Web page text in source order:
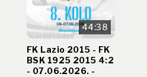
44:38
FK Lazio 2015 - FK
BSK 1925 2015 4:2
- 07.06.2026. -